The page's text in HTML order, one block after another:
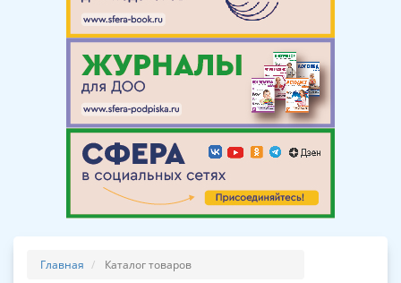
Главная Каталог товаров